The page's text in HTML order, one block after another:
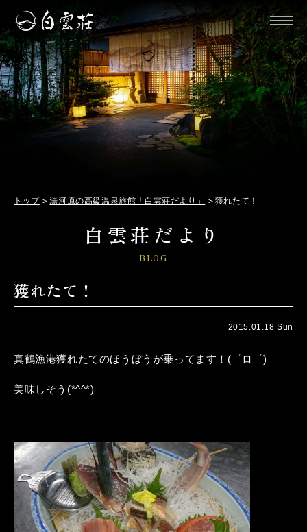
トップ 湯河原の高級温泉旅館「白雲荘だより」 獲れたて！
白雲荘だより
BLOG
獲れたて！
2015.01.18 Sun
真鶴漁港獲れたてのほうぼうが乗ってます！(゜ロ゜)
美味しそう(*^^*)